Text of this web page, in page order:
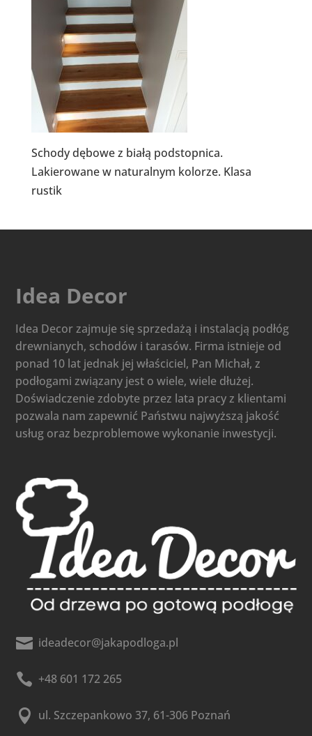
Schody dębowe z białą podstopnica.
Lakierowane w naturalnym kolorze. Klasa
rustik
Idea Decor
Idea Decor zajmuje się sprzedażą i instalacją podłóg
drewnianych, schodów i tarasów. Firma istnieje od
ponad 10 lat jednak jej właściciel, Pan Michał, z
podłogami związany jest o wiele, wiele dłużej.
Doświadczenie zdobyte przez lata pracy z klientami
pozwala nam zapewnić Państwu najwyższą jakość
usług oraz bezproblemowe wykonanie inwestycji.
 ideadecor@jakapodloga.pl
 +48 601 172 265
 ul. Szczepankowo 37, 61-306 Poznań